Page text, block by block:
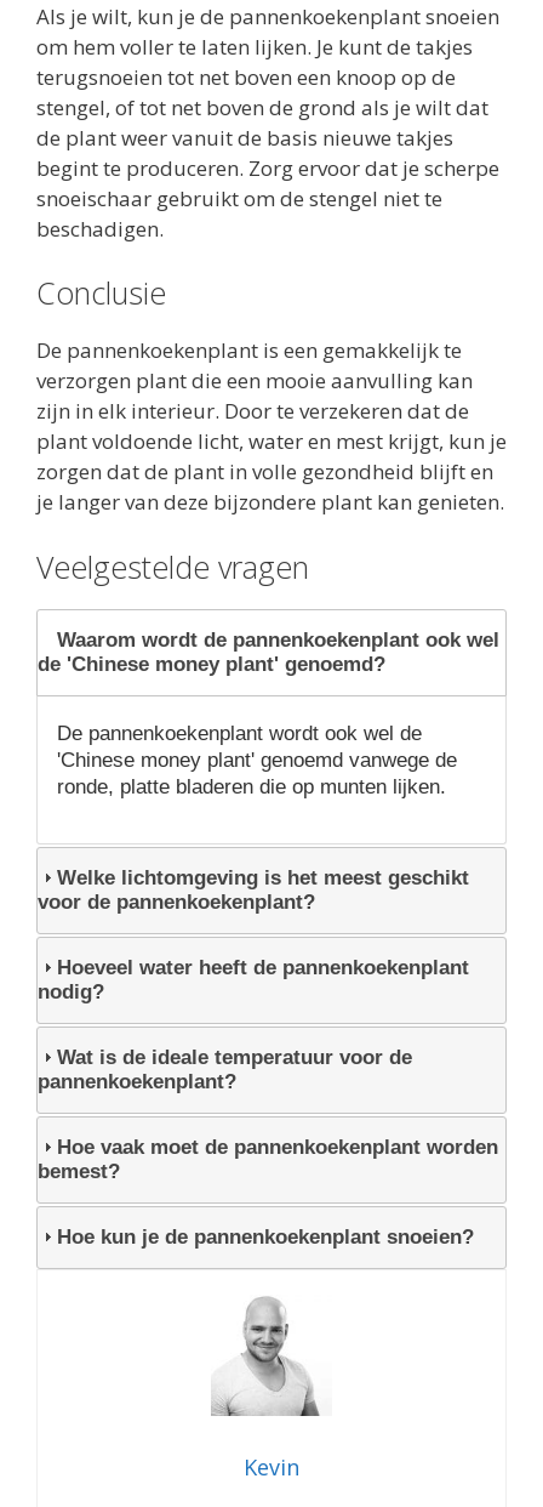
Als je wilt, kun je de pannenkoekenplant snoeien
om hem voller te laten lijken. Je kunt de takjes
terugsnoeien tot net boven een knoop op de
stengel, of tot net boven de grond als je wilt dat
de plant weer vanuit de basis nieuwe takjes
begint te produceren. Zorg ervoor dat je scherpe
snoeischaar gebruikt om de stengel niet te
beschadigen.
Conclusie
De pannenkoekenplant is een gemakkelijk te
verzorgen plant die een mooie aanvulling kan
zijn in elk interieur. Door te verzekeren dat de
plant voldoende licht, water en mest krijgt, kun je
zorgen dat de plant in volle gezondheid blijft en
je langer van deze bijzondere plant kan genieten.
Veelgestelde vragen
Waarom wordt de pannenkoekenplant ook wel
de 'Chinese money plant' genoemd?
De pannenkoekenplant wordt ook wel de
'Chinese money plant' genoemd vanwege de
ronde, platte bladeren die op munten lijken.
Welke lichtomgeving is het meest geschikt
voor de pannenkoekenplant?
Hoeveel water heeft de pannenkoekenplant
nodig?
Wat is de ideale temperatuur voor de
pannenkoekenplant?
Hoe vaak moet de pannenkoekenplant worden
bemest?
Hoe kun je de pannenkoekenplant snoeien?
Kevin